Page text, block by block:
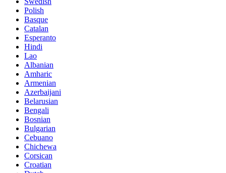
Polish
Basque
Catalan
Esperanto
Hindi
Lao
Albanian
Amharic
Armenian
Azerbaijani
Belarusian
Bengali
Bosnian
Bulgarian
Cebuano
Chichewa
Corsican
Croatian